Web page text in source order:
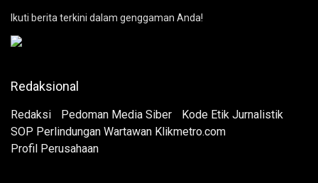
Ikuti berita terkini dalam genggaman Anda!
Redaksional
Redaksi Pedoman Media Siber
Kode Etik Jurnalistik
SOP Perlindungan Wartawan Klikmetro.com
Profil Perusahaan